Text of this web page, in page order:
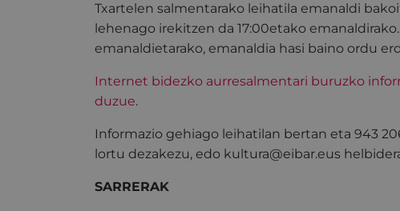
Txartelen salmentarako leihatila emanaldi
lehenago irekitzen da 17:00etako
emanaldietarako, emanaldia hasi baino ordu
Internet bidezko aurresalmentari buruzko
duzue.
Informazio gehiago leihatilan bertan eta 943
lortu dezakezu, edo kultura@eibar.eus
SARRERAK